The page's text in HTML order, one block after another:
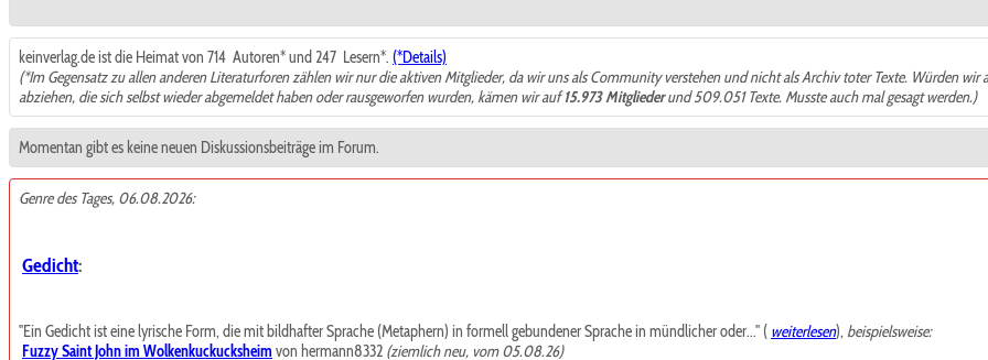
keinverlag.de ist die Heimat von 714 Autoren* und 247 Lesern*. (*Details)
(*Im Gegensatz zu allen anderen Literaturforen zählen wir nur die aktiven Mitglieder, da wir uns als Community verstehen und nicht als Archiv toter Texte. Würden
abziehen, die sich selbst wieder abgemeldet haben oder rausgeworfen wurden, kämen wir auf15.973 Mitgliederund 509.051 Texte. Musste auch mal gesagt werden.)
Momentan gibt es keine neuen Diskussionsbeiträge im Forum.
Genre des Tages, 06.08.2026:
Gedicht:
"Ein Gedicht ist eine lyrische Form, die mit bildhafter Sprache (Metaphern) in formell gebundener Sprache in mündlicher oder..." ( weiterlesen),beispielsweise:
Fuzzy Saint John im Wolkenkuckucksheim von hermann8332 (ziemlich neu, vom 05.08.26)